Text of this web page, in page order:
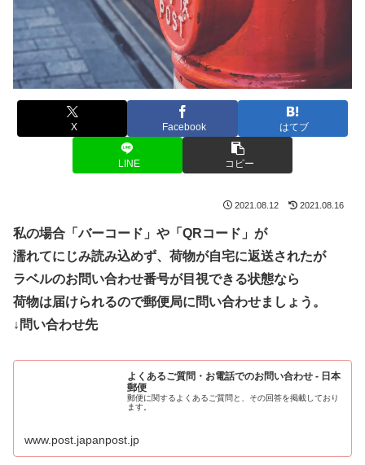
X Facebook はてブ
LINE コピー
2021.08.12 2021.08.16
私の場合「バーコード」や「QRコード」が
濡れてにじみ読み込めず、荷物が自宅に返送されたが
ラベルのお問い合わせ番号が目視できる状態なら
荷物は届けられるので郵便局に問い合わせましょう。
↓問い合わせ先
よくあるご質問・お電話でのお問い合わせ - 日本
郵便
郵便に関するよくあるご質問と、その回答を掲載しており
ます。
www.post.japanpost.jp